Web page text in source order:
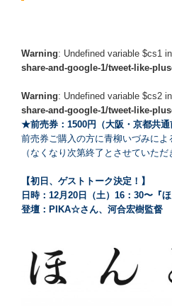
Warning: Undefined variable $cs1 in
share-and-google-1/tweet-like-
Warning: Undefined variable $cs2 in
share-and-google-1/tweet-like-
★前売券：1500円（大阪・京都共通
前売券ご購入の方に青柳いづみによ
（なくなり次第終了とさせていただ
【初日、ゲストトーク決定！】
日時：12月20日（土）16：30〜『
登壇：PIKA☆さん、河合宏樹監督